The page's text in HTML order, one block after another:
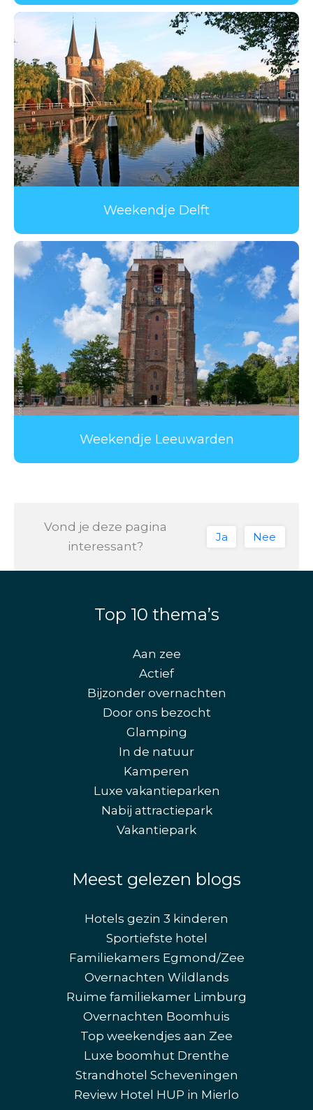
Weekendje Delft
Weekendje Leeuwarden
Vond je deze pagina
interessant?
Ja Nee
Top 10 thema’s
Aan zee
Actief
Bijzonder overnachten
Door ons bezocht
Glamping
In de natuur
Kamperen
Luxe vakantieparken
Nabij attractiepark
Vakantiepark
Meest gelezen blogs
Hotels gezin 3 kinderen
Sportiefste hotel
Familiekamers Egmond/Zee
Overnachten Wildlands
Ruime familiekamer Limburg
Overnachten Boomhuis
Top weekendjes aan Zee
Luxe boomhut Drenthe
Strandhotel Scheveningen
Review Hotel HUP in Mierlo